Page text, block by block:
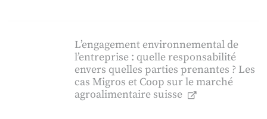
L’engagement environnemental de
l’entreprise : quelle responsabilité
envers quelles parties prenantes ? Les
cas Migros et Coop sur le marché
agroalimentaire suisse